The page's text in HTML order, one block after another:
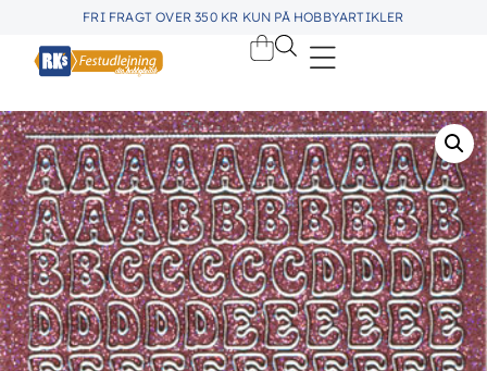
FRI FRAGT OVER 350 KR KUN PÅ HOBBYARTIKLER